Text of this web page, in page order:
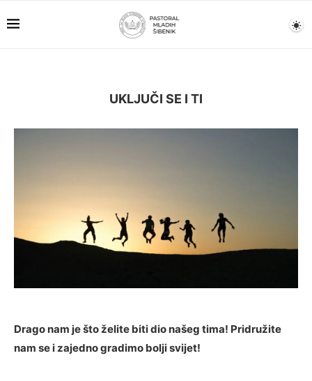
UKLJUČI SE I TI
Drago nam je što želite biti dio našeg tima! Pridružite
nam se i zajedno gradimo bolji svijet!